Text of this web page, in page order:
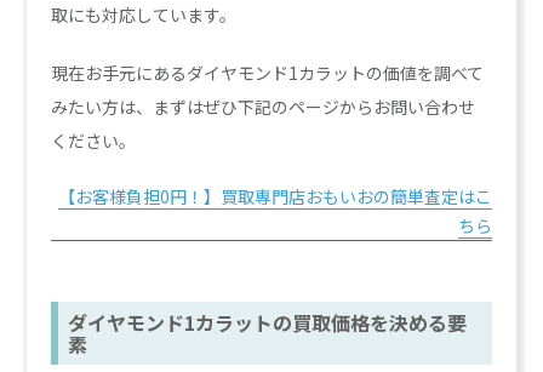
取にも対応しています。
現在お手元にあるダイヤモンド1カラットの価値を調べて
みたい方は、まずはぜひ下記のページからお問い合わせ
ください。
【お客様負担0円！】買取専門店おもいおの簡単査定はこ
ちら
ダイヤモンド1カラットの買取価格を決める要
素